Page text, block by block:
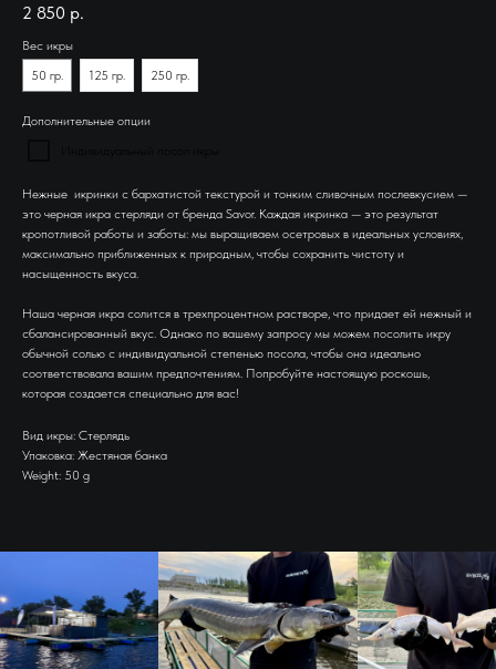
2 850 р.
Вес икры
50 гр.
125 гр. 250 гр.
Дополнительные опции
Нежные икринки с бархатистой текстурой и тонким сливочным послевкусием —
это черная икра стерляди от бренда Savor. Каждая икринка — это результат
кропотливой работы и заботы: мы выращиваем осетровых в идеальных условиях,
максимально приближенных к природным, чтобы сохранить чистоту и
насыщенность вкуса.
Наша черная икра солится в трехпроцентном растворе, что придает ей нежный и
сбалансированный вкус. Однако по вашему запросу мы можем посолить икру
обычной солью с индивидуальной степенью посола, чтобы она идеально
соответствовала вашим предпочтениям. Попробуйте настоящую роскошь,
которая создается специально для вас!
Вид икры: Стерлядь
Упаковка: Жестяная банка
Weight: 50 g